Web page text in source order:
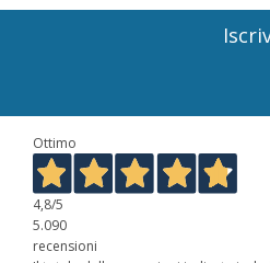
Ottimo
4,8/5
5.090
recensioni